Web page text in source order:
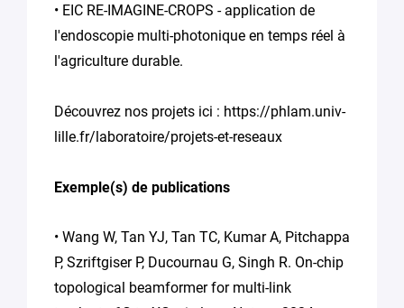
• EIC RE-IMAGINE-CROPS - application de
l'endoscopie multi-photonique en temps réel à
l'agriculture durable.
Découvrez nos projets ici : https://phlam.univ-
lille.fr/laboratoire/projets-et-reseaux
Exemple(s) de publications
• Wang W, Tan YJ, Tan TC, Kumar A, Pitchappa
P, Szriftgiser P, Ducournau G, Singh R. On-chip
topological beamformer for multi-link